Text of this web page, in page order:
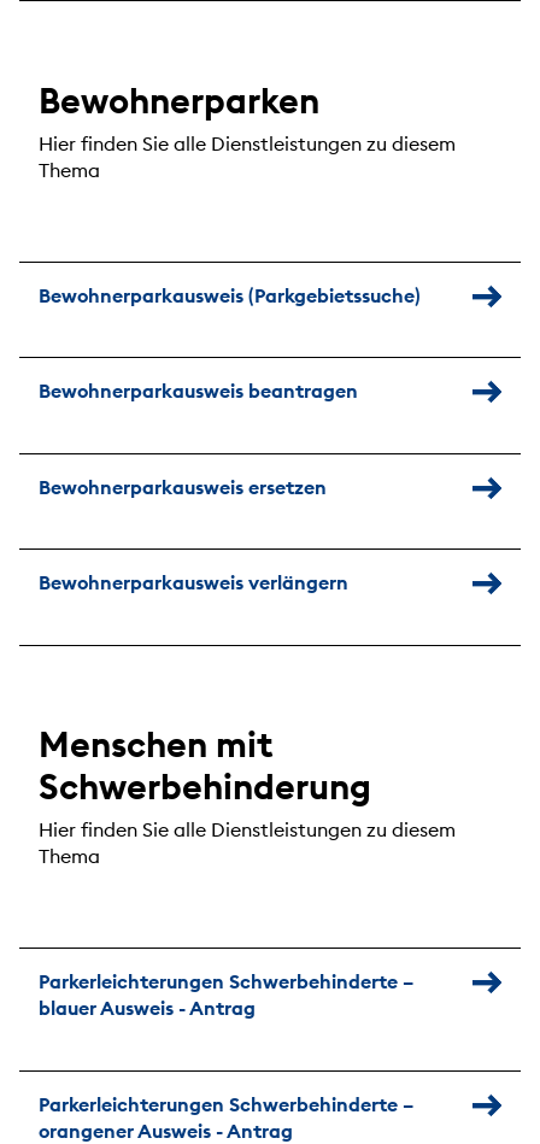
Bewohnerparken
Hier finden Sie alle Dienstleistungen zu diesem
Thema
Bewohnerparkausweis (Parkgebietssuche)
Bewohnerparkausweis beantragen
Bewohnerparkausweis ersetzen
Bewohnerparkausweis verlängern
Menschen mit
Schwerbehinderung
Hier finden Sie alle Dienstleistungen zu diesem
Thema
Parkerleichterungen Schwerbehinderte –
blauer Ausweis - Antrag
Parkerleichterungen Schwerbehinderte –
orangener Ausweis - Antrag